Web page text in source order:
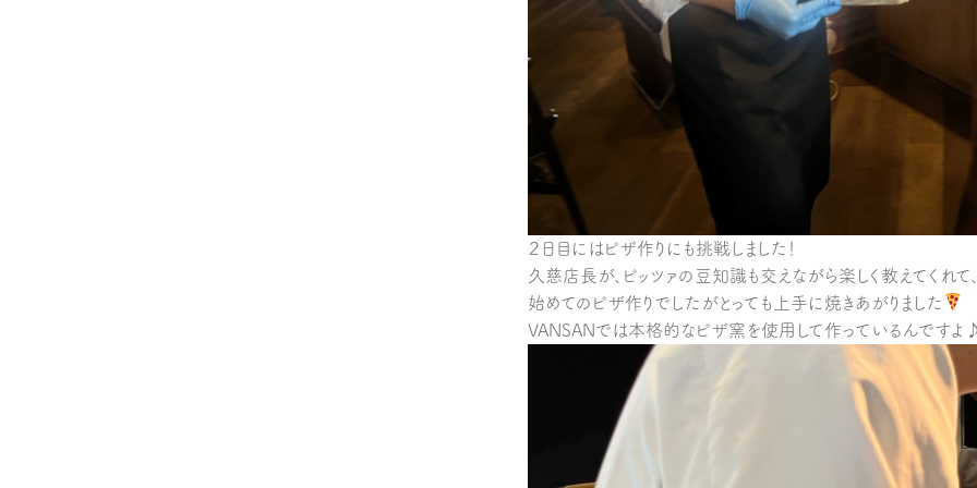
２日目にはピザ作りにも挑戦しました！
久慈店長が、ピッツァの豆知識も交えながら楽しく教えてくれて
始めてのピザ作りでしたがとっても上手に焼きあがりました
VANSANでは本格的なピザ窯を使用して作っているんですよ